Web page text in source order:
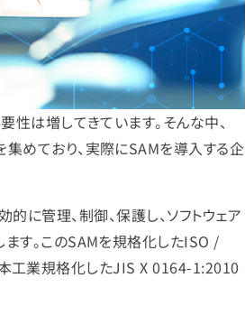
性は増してきています。そんな中、
めており、実際にSAMを導入する企
に管理、制御、保護し、ソフトウェア
ます。このSAMを規格化したISO /
本工業規格化したJIS X 0164-1:2010